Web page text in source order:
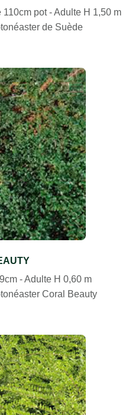
110cm pot - Adulte H 1,50 m
de Suède
- Adulte H 0,60 m
Coral Beauty